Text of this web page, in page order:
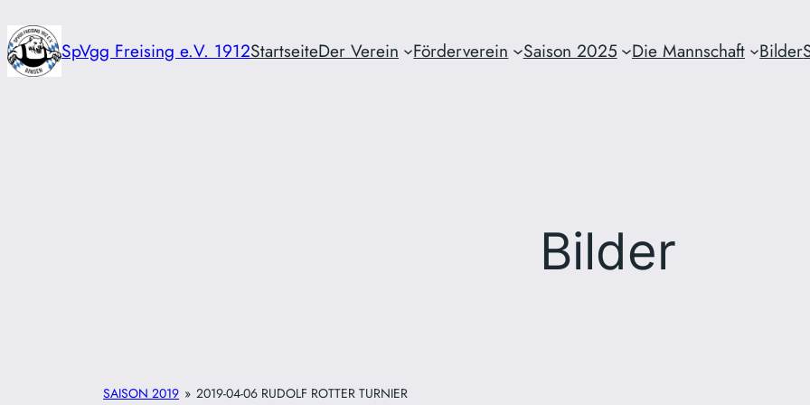
Zum
Inhalt
springen
SpVgg Freising e.V. 1912StartseiteDer Verein Förderverein Saison 2025 Die Mannschaft Bilder
Bilder
SAISON 2019 » 2019-04-06 RUDOLF ROTTER TURNIER